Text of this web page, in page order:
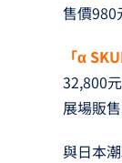
售價980
「α
32,800
展場販
與日本